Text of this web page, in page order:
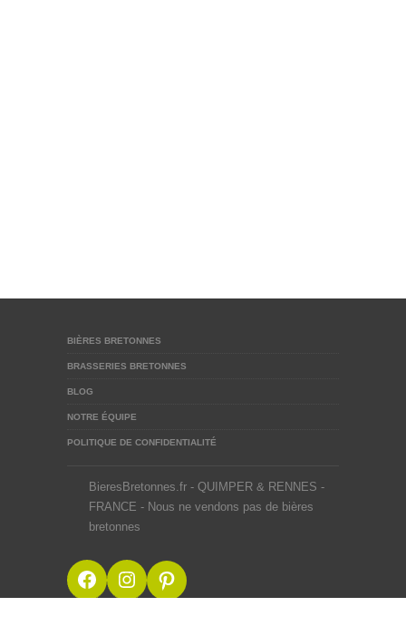
BIÈRES BRETONNES
BRASSERIES BRETONNES
BLOG
NOTRE ÉQUIPE
POLITIQUE DE CONFIDENTIALITÉ
BieresBretonnes.fr - QUIMPER & RENNES -
FRANCE - Nous ne vendons pas de bières
bretonnes
Facebook
Instagram
Pinterest